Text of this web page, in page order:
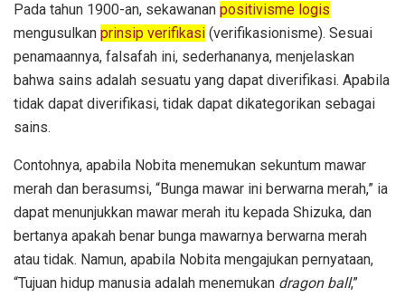
Pada tahun 1900-an, sekawanan positivisme logis
mengusulkan prinsip verifikasi (verifikasionisme). Sesuai
penamaannya, falsafah ini, sederhananya, menjelaskan
bahwa sains adalah sesuatu yang dapat diverifikasi. Apabila
tidak dapat diverifikasi, tidak dapat dikategorikan sebagai
sains.
Contohnya, apabila Nobita menemukan sekuntum mawar
merah dan berasumsi, “Bunga mawar ini berwarna merah,” ia
dapat menunjukkan mawar merah itu kepada Shizuka, dan
bertanya apakah benar bunga mawarnya berwarna merah
atau tidak. Namun, apabila Nobita mengajukan pernyataan,
“Tujuan hidup manusia adalah menemukan dragon ball,”